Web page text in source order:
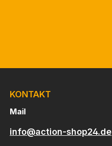
KONTAKT
Mail
info@action-shop24.de